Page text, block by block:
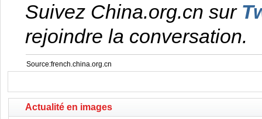
Suivez China.org.cn sur
rejoindre la conversation.
Source:french.china.org.cn